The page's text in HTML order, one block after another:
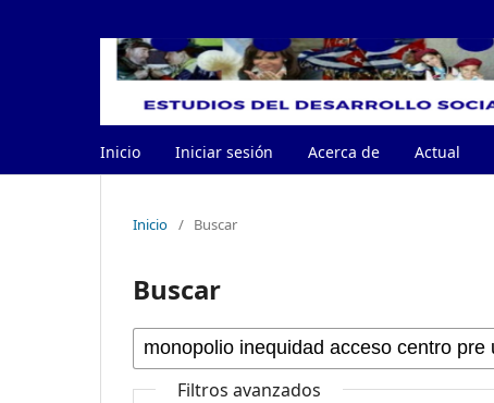
Inicio Iniciar sesión Acerca de Actual
Inicio / Buscar
Buscar
Filtros avanzados